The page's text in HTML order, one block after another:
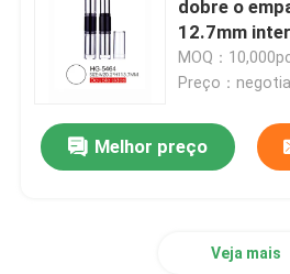
Garrafa vazia do lápis de olho
Caso da composição da
rolo plástico na garrafa
dobre o
12.7mm
copo dos
MOQ：
Preço：
Melhor preço
Veja mais